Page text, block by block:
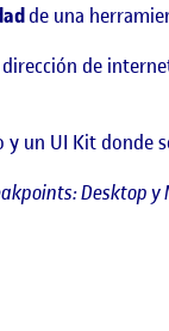
de una
de
y un UI Kit donde
Desktop y